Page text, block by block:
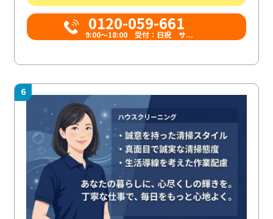
0120-059-661
9:00〜18:00 受付：日祝 サ...
6